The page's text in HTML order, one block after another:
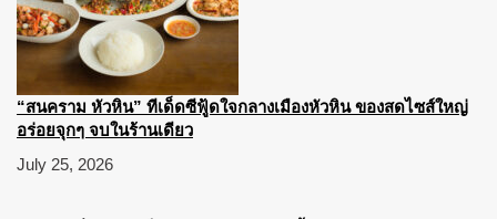
“สนคราม หัวหิน” ทีเด็ดซีฟู้ดใจกลางเมืองหัวหิน ของสดไซส์ใหญ่
อร่อยจุกๆ จบในร้านเดียว
July 25, 2026